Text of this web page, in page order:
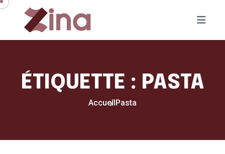
Skip to content
ÉTIQUETTE : PASTA
AccueilPasta